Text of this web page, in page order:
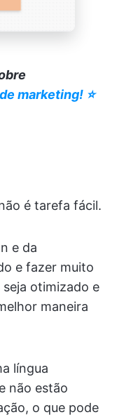
marketing! ⭐️
é tarefa fácil.
e da
e fazer muito
otimizado e
maneira
língua
não estão
o que pode